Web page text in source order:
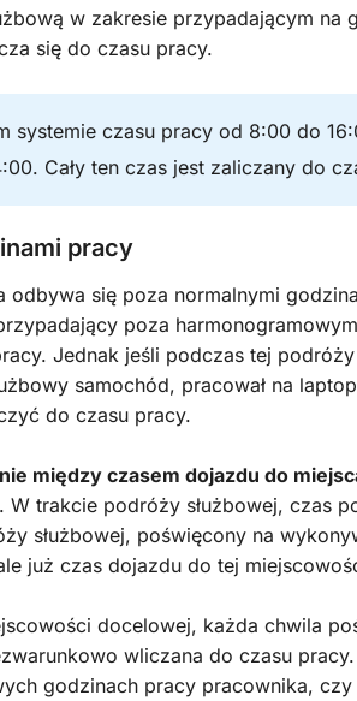
w zakresie przypadającym na
się do czasu pracy.
systemie czasu pracy od 8:00 do
Cały ten czas jest zaliczany do
pracy
się poza normalnymi
poza
Jednak jeśli podczas tej
samochód, pracował na
do czasu pracy.
między czasem dojazdu do
. W trakcie podróży służbowej, czas
służbowej, poświęcony na
już czas dojazdu do tej
docelowej, każda chwila
wliczana do czasu
godzinach pracy pracownika, czy